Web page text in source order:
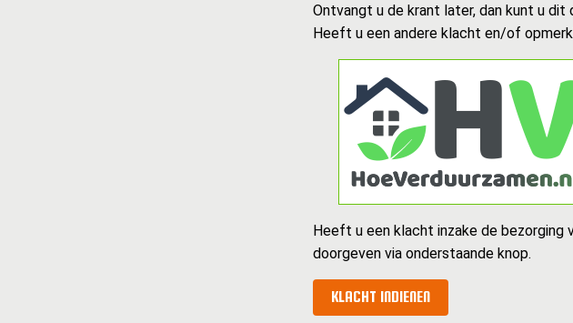
Ontvangt u de krant later, dan kunt u
Heeft u een andere klacht en/of
Heeft u een klacht inzake de bezorging
doorgeven via onderstaande knop.
KLACHT INDIENEN